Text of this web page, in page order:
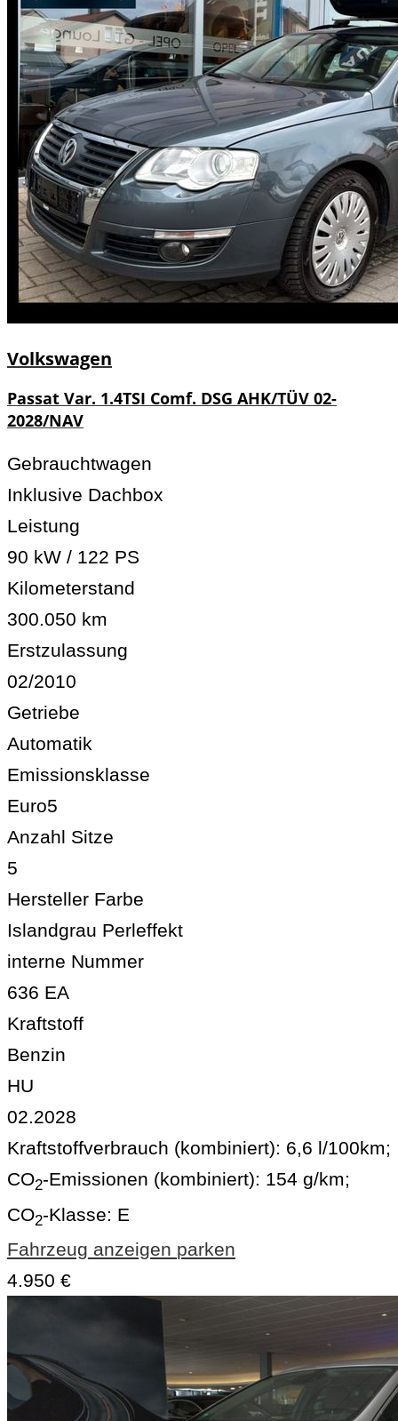
Volkswagen
Passat Var. 1.4TSI Comf. DSG AHK/TÜV 02-
2028/NAV
Gebrauchtwagen
Inklusive Dachbox
Leistung
90 kW / 122 PS
Kilometerstand
300.050 km
Erstzulassung
02/2010
Getriebe
Automatik
Emissionsklasse
Euro5
Anzahl Sitze
5
Hersteller Farbe
Islandgrau Perleffekt
interne Nummer
636 EA
Kraftstoff
Benzin
HU
02.2028
Kraftstoffverbrauch (kombiniert): 6,6 l/100km;
CO2-Emissionen (kombiniert): 154 g/km;
CO2-Klasse: E
Fahrzeug anzeigen parken
4.950 €